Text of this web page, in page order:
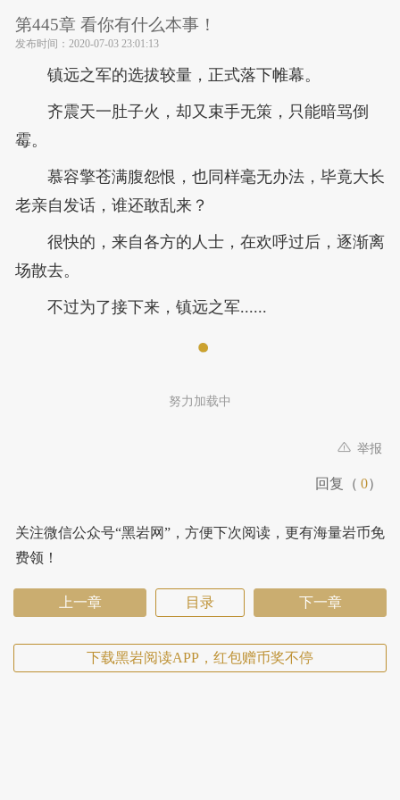
第445章 看你有什么本事！
发布时间： 2020-07-03 23:01:13
镇远之军的选拔较量，正式落下帷幕。
齐震天一肚子火，却又束手无策，只能暗骂倒
霉。
慕容擎苍满腹怨恨，也同样毫无办法，毕竟大长
老亲自发话，谁还敢乱来？
很快的，来自各方的人士，在欢呼过后，逐渐离
场散去。
不过为了接下来，镇远之军......
努力加载中
举报
回复（ 0）
关注微信公众号“黑岩网”，方便下次阅读，更有海量岩币免
费领！
上一章 目录 下一章
下载黑岩阅读APP，红包赠币奖不停